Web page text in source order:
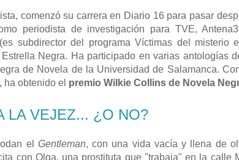
comenzó su carrera en Diario 16 para pasar
periodista de investigación para TVE,
subdirector del programa Víctimas del
Negra. Ha participado en varias antologías
de Novela de la Universidad de Salamanca.
ha obtenido el premio Wilkie Collins de Novela
LA VEJEZ... ¿O NO?
el Gentleman, con una vida vacía y llena de
con Olga, una prostituta que "trabaja" en la calle